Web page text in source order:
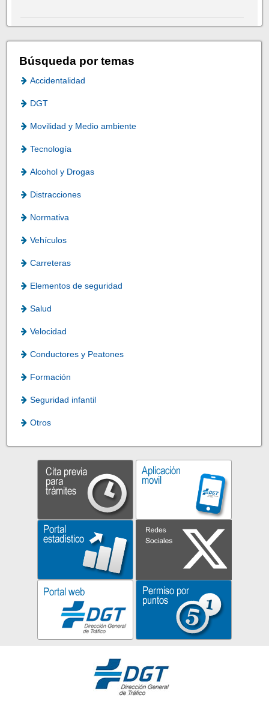
Búsqueda por temas
Accidentalidad
DGT
Movilidad y Medio ambiente
Tecnología
Alcohol y Drogas
Distracciones
Normativa
Vehículos
Carreteras
Elementos de seguridad
Salud
Velocidad
Conductores y Peatones
Formación
Seguridad infantil
Otros